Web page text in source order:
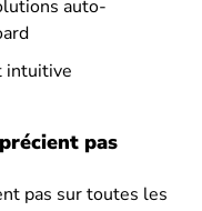
auto-
intuitive
pas
pas sur toutes les